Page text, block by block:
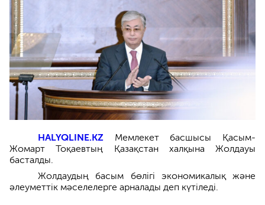
HALYQLINE.KZ Мемлекет басшысы Қасым-
Жомарт Тоқаевтың Қазақстан халқына Жолдауы
басталды.
Жолдаудың басым бөлігі экономикалық және
әлеуметтік мәселелерге арналады деп күтіледі.